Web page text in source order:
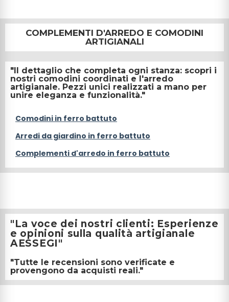
COMPLEMENTI D'ARREDO E COMODINI
ARTIGIANALI
"Il dettaglio che completa ogni stanza: scopri i
nostri comodini coordinati e l'arredo
artigianale. Pezzi unici realizzati a mano per
unire eleganza e funzionalità."
Comodini in ferro battuto
Arredi da giardino in ferro battuto
Complementi d'arredo in ferro battuto
"La voce dei nostri clienti: Esperienze
e opinioni sulla qualità artigianale
AESSEGI"
"Tutte le recensioni sono verificate e
provengono da acquisti reali."